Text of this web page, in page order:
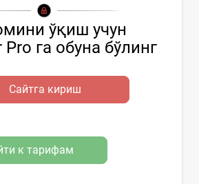
ўқиш учун
Pro га обуна бўлинг
Сайтга кириш
к тарифам